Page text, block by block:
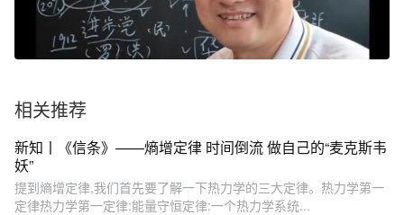
相关推荐
新知丨《信条》——熵增定律 时间倒流 做自己的“麦克斯韦
妖”
提到熵增定律,我们首先要了解一下热力学的三大定律。热力学第一
定律热力学第一定律:能量守恒定律:一个热力学系统...